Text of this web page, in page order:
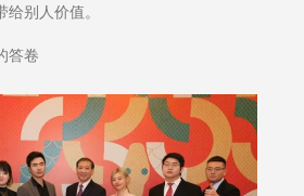
别人价值。
答卷